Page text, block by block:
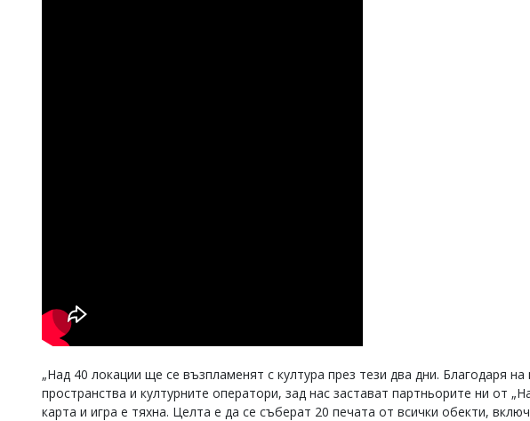
„Над 40 локации ще се възпламенят с култура през тези два дни. Благодаря
пространства и културните оператори, зад нас застават партньорите ни от
карта и игра е тяхна. Целта е да се съберат 20 печата от всички обекти,